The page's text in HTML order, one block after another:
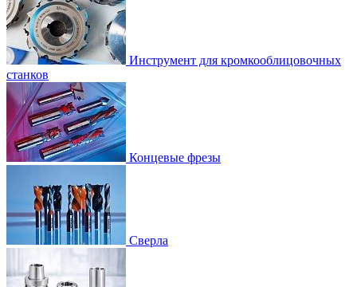
Инструмент для кромкооблицовочных
станков
Концевые фрезы
Сверла